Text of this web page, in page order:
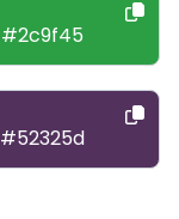
#2c9f45
#52325d